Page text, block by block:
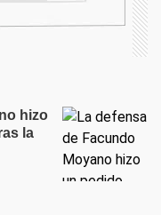
hizo
la